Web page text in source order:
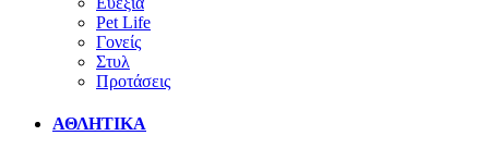
Pet Life
Γονείς
Στυλ
Προτάσεις
ΑΘΛΗΤΙΚΑ